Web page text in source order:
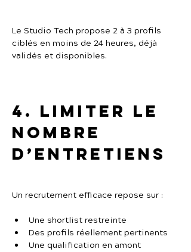
Le Studio Tech propose 2 à 3 profils
ciblés en moins de 24 heures, déjà
validés et disponibles.
4. Limiter le
nombre
d’entretiens
Un recrutement efficace repose sur :
Une shortlist restreinte
Des profils réellement pertinents
Une qualification en amont